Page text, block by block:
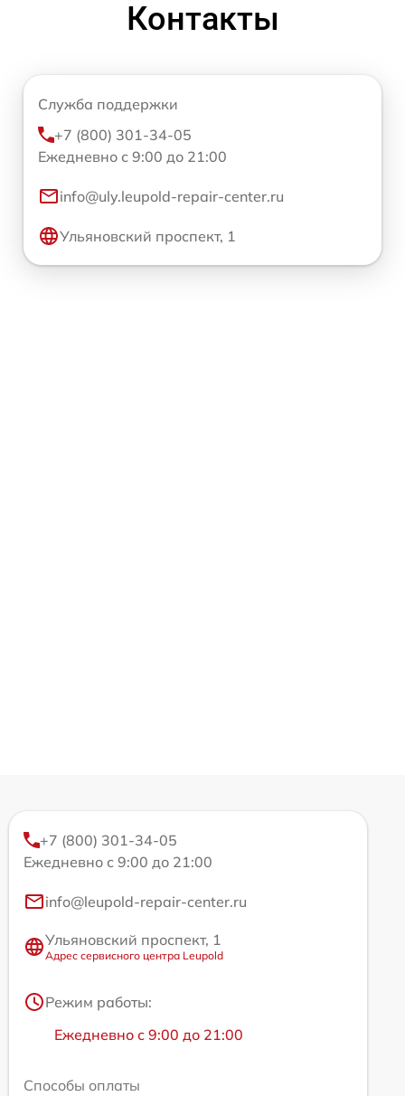
Контакты
Служба поддержки
+7 (800) 301-34-05
Ежедневно с 9:00 до 21:00
info@uly.leupold-repair-center.ru
Ульяновский проспект, 1
+7 (800) 301-34-05
Ежедневно с 9:00 до 21:00
info@leupold-repair-center.ru
Ульяновский проспект, 1
Адрес сервисного центра Leupold
Режим работы:
Ежедневно с 9:00 до 21:00
Способы оплаты